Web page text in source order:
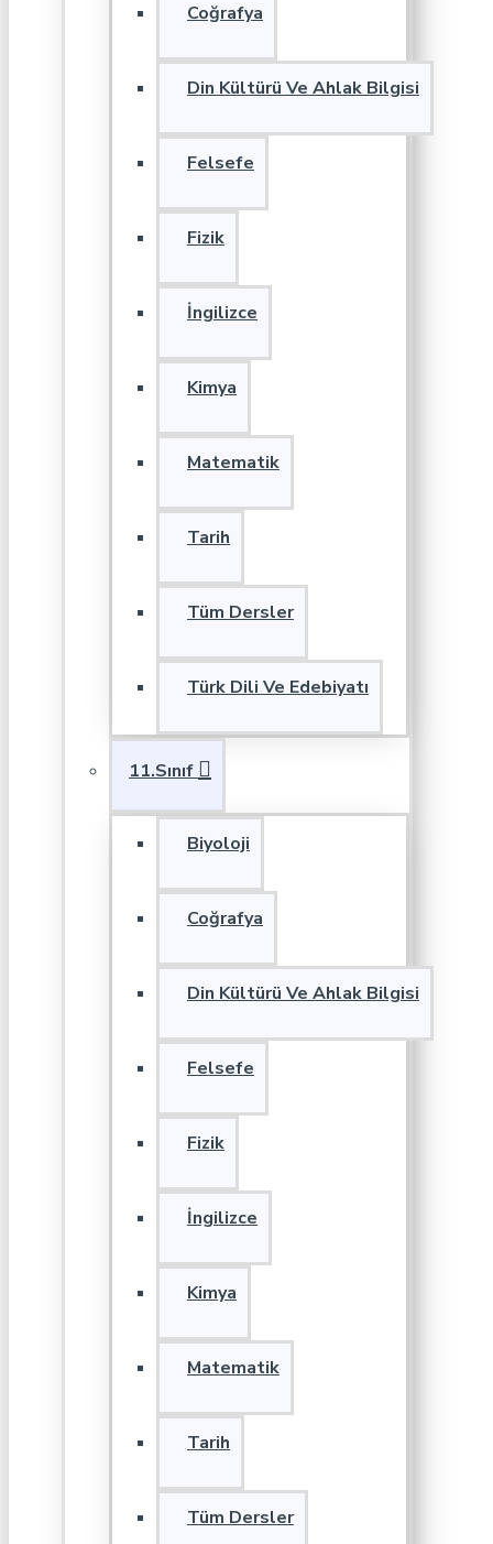
Coğrafya
Din Kültürü Ve Ahlak Bilgisi
Felsefe
Fizik
İngilizce
Kimya
Matematik
Tarih
Tüm Dersler
Türk Dili Ve Edebiyatı
11.Sınıf
Biyoloji
Coğrafya
Din Kültürü Ve Ahlak Bilgisi
Felsefe
Fizik
İngilizce
Kimya
Matematik
Tarih
Tüm Dersler